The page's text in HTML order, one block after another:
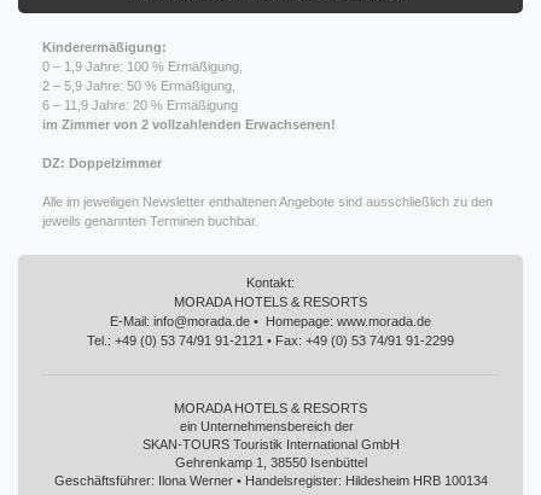
Kinderermäßigung:
0 – 1,9 Jahre: 100 % Ermäßigung,
2 – 5,9 Jahre: 50 % Ermäßigung,
6 – 11,9 Jahre: 20 % Ermäßigung
im Zimmer von 2 vollzahlenden Erwachsenen!
DZ: Doppelzimmer
Alle im jeweiligen Newsletter enthaltenen Angebote sind ausschließlich zu den
jeweils genannten Terminen buchbar.
Kontakt:
MORADA HOTELS & RESORTS
E-Mail: info@morada.de • Homepage: www.morada.de
Tel.: +49 (0) 53 74/91 91-2121 • Fax: +49 (0) 53 74/91 91-2299
MORADA HOTELS & RESORTS
ein Unternehmensbereich der
SKAN-TOURS Touristik International GmbH
Gehrenkamp 1, 38550 Isenbüttel
Geschäftsführer: Ilona Werner • Handelsregister: Hildesheim HRB 100134